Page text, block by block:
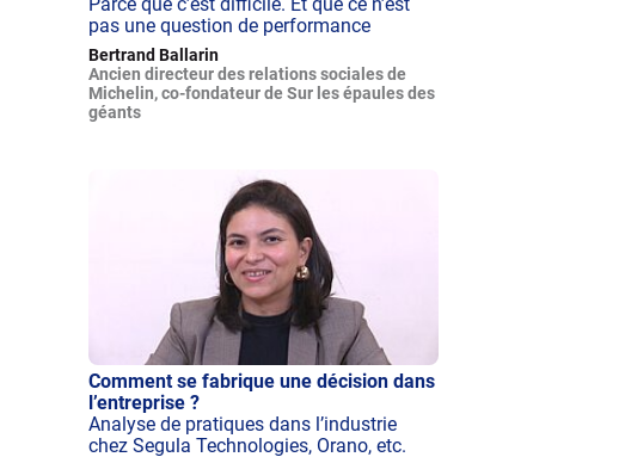
pas une question de performance
Bertrand Ballarin
Ancien directeur des relations sociales de
Michelin, co-fondateur de Sur les épaules des
géants
Comment se fabrique une décision dans
l’entreprise ?
Analyse de pratiques dans l’industrie
chez Segula Technologies, Orano, etc.